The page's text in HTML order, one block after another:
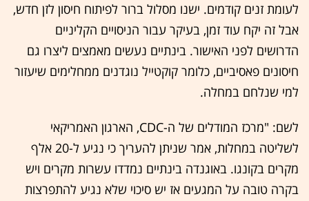
לעומת זנים קודמים. ישנו מסלול ברור לפיתוח חיסון לזן חדש,
אבל זה יקח עוד זמן, בעיקר עבור הניסויים הקליניים
הדרושים לפני האישור. בינתיים נעשים מאמצים ליצרו גם
חיסונים פאסיביים, כלומר קוקטייל נוגדנים ממחלימים שיעזור
למי שנלחם במחלה.
לשם: "מרכז המודלים של ה-CDC, הארגון האמריקאי
לשליטה במחלות, אמר שניתן להעריך כי נגיע ל-20 אלף
מקרים בקונגו. באוגנדה בינתיים נמדדו עשרות מקרים ויש
בקרה טובה על המגעים אז יש סיכוי שלא נגיע להתפרצות